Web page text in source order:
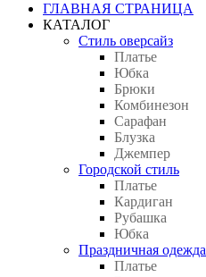
ГЛАВНАЯ СТРАНИЦА
КАТАЛОГ
Стиль оверсайз
Платье
Юбка
Брюки
Комбинезон
Сарафан
Блузка
Джемпер
Городской стиль
Платье
Кардиган
Рубашка
Юбка
Праздничная одежда
Платье